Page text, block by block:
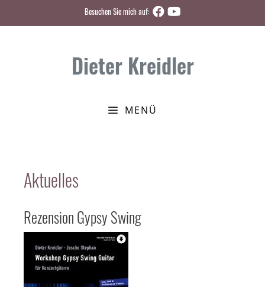
Besuchen Sie mich auf:
Dieter Kreidler
MENÜ
Aktuelles
Rezension Gypsy Swing